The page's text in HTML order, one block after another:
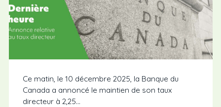
Ce matin, le 10 décembre 2025, la Banque du
Canada a annoncé le maintien de son taux
directeur à 2,25...